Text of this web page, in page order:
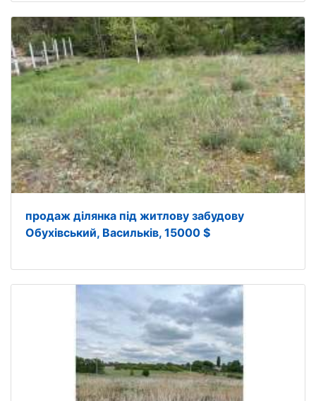
продаж ділянка під житлову забудову
Обухівський, Васильків, 15000 $